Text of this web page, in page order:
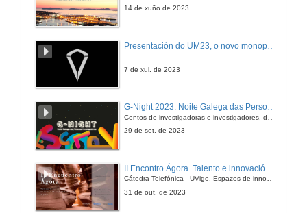
14 de xuño de 2023
7 de xul. de 2023
G-Night 2023. Noite Galega das Persoas Investigadoras. Conciencias creativas
29 de set. de 2023
Cátedra Telefónica - UVigo. Espazos de innovación
31 de out. de 2023